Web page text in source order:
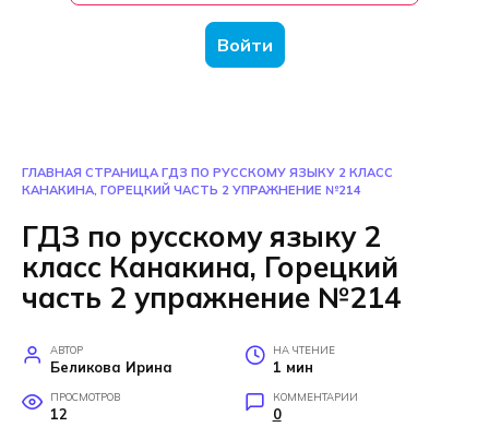
Войти
ГЛАВНАЯ СТРАНИЦА ГДЗ ПО РУССКОМУ ЯЗЫКУ 2 КЛАСС
КАНАКИНА, ГОРЕЦКИЙ ЧАСТЬ 2 УПРАЖНЕНИЕ №214
ГДЗ по русскому языку 2
класс Канакина, Горецкий
часть 2 упражнение №214
АВТОР
Беликова Ирина
НА ЧТЕНИЕ
1 мин
ПРОСМОТРОВ
12
КОММЕНТАРИИ
0